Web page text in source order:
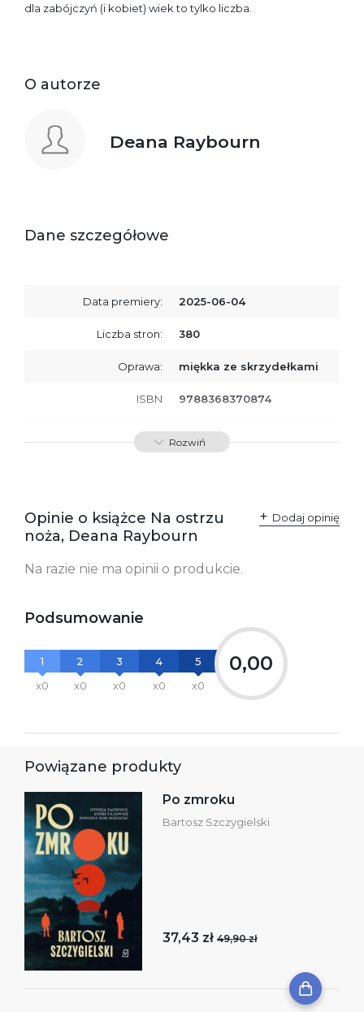
dla zabójczyń (i kobiet) wiek to tylko liczba.
O autorze
Deana Raybourn
Dane szczegółowe
Data premiery: 2025-06-04
Liczba stron: 380
Oprawa: miękka ze skrzydełkami
ISBN 9788368370874
SKU: K800942
Polska
kontakt@wydajenamsie.pl
+48 61 623 38 38
Ostrzeżenia oraz
Załącznik PDF
Rozwiń
Opinie o książce Na ostrzu
noża, Deana Raybourn
Dodaj opinię
Na razie nie ma opinii o produkcie.
Podsumowanie
1
x0
2
x0
3
x0
4
x0
5
x0
0,00
Powiązane produkty
Po zmroku
Bartosz Szczygielski
37,43 zł 49,90 zł